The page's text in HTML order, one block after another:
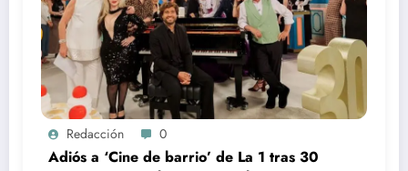
Redacción 0
Adiós a ‘Cine de barrio’ de La 1 tras 30